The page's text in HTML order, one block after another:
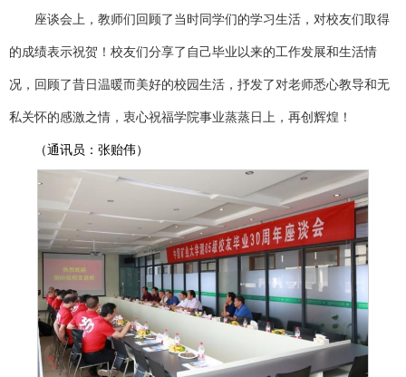
座谈会上，教师们回顾了当时同学们的学习生活，对校友们取得
的成绩表示祝贺！校友们分享了自己毕业以来的工作发展和生活情
况，回顾了昔日温暖而美好的校园生活，抒发了对老师悉心教导和无
私关怀的感激之情，衷心祝福学院事业蒸蒸日上，再创辉煌！
（通讯员：张贻伟）